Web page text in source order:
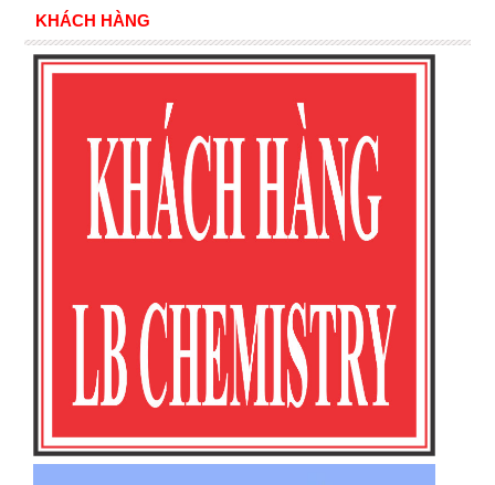
KHÁCH HÀNG